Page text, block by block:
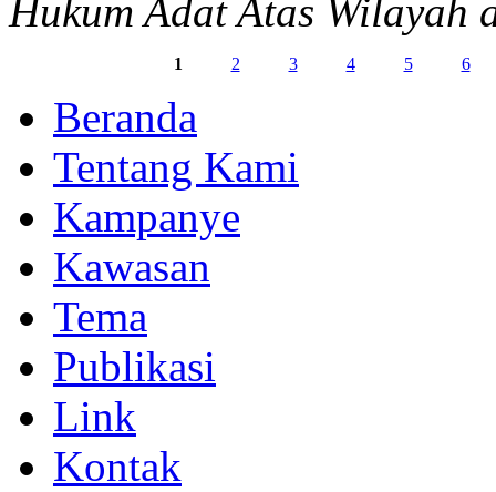
Hukum Adat Atas Wilayah
1 2 3 4 5 6
Beranda
Tentang Kami
Kampanye
Kawasan
Tema
Publikasi
Link
Kontak